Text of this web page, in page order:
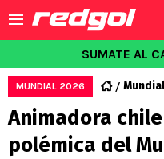
SUMATE AL
MUNDIAL 2026
Animadora
polémica del